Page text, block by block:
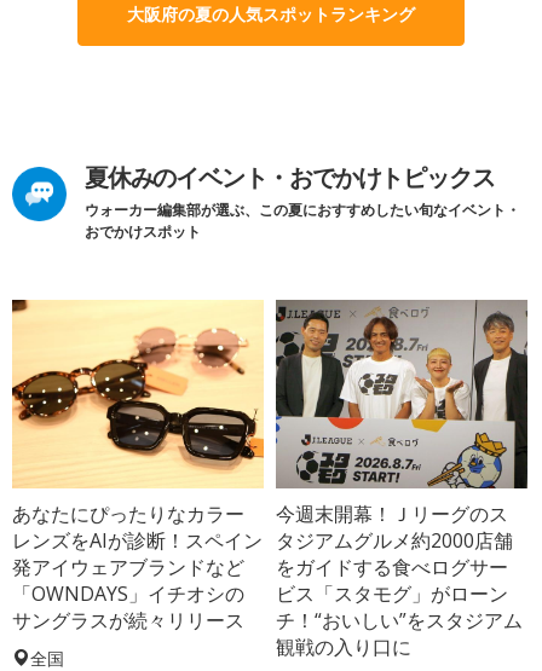
大阪府の夏の人気スポットランキング
夏休みのイベント・おでかけトピックス
ウォーカー編集部が選ぶ、この夏におすすめしたい旬なイベント・
おでかけスポット
あなたにぴったりなカラー
レンズをAIが診断！スペイン
発アイウェアブランドなど
「OWNDAYS」イチオシの
サングラスが続々リリース
全国
今週末開幕！Ｊリーグのス
タジアムグルメ約2000店舗
をガイドする食べログサー
ビス「スタモグ」がローン
チ！“おいしい”をスタジアム
観戦の入り口に